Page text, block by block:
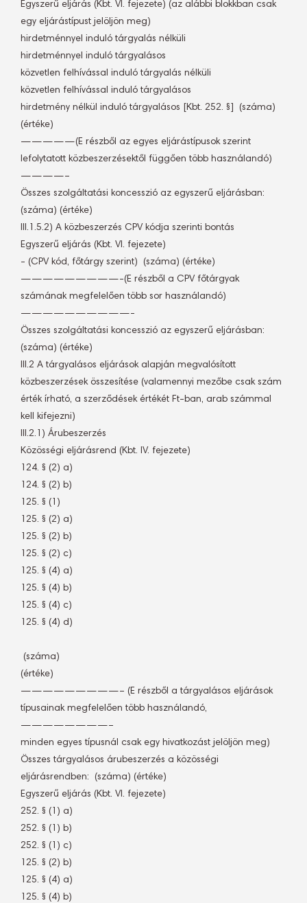
Egyszerű eljárás (Kbt. VI. fejezete) (az alábbi blokkban csak
egy eljárástípust jelöljön meg)
hirdetménnyel induló tárgyalás nélküli
hirdetménnyel induló tárgyalásos
közvetlen felhívással induló tárgyalás nélküli
közvetlen felhívással induló tárgyalásos
hirdetmény nélkül induló tárgyalásos [Kbt. 252. §]  (száma)
(értéke)
—————(E részből az egyes eljárástípusok szerint
lefolytatott közbeszerzésektől függően több használandó)
————–
Összes szolgáltatási koncesszió az egyszerű eljárásban: 
(száma) (értéke)
III.1.5.2) A közbeszerzés CPV kódja szerinti bontás
Egyszerű eljárás (Kbt. VI. fejezete)
- (CPV kód, főtárgy szerint)  (száma) (értéke)
—————————-(E részből a CPV főtárgyak
számának megfelelően több sor használandó)
——————————-
Összes szolgáltatási koncesszió az egyszerű eljárásban: 
(száma) (értéke)
III.2 A tárgyalásos eljárások alapján megvalósított
közbeszerzések összesítése (valamennyi mezőbe csak szám
érték írható, a szerződések értékét Ft-ban, arab számmal
kell kifejezni)
III.2.1) Árubeszerzés
Közösségi eljárásrend (Kbt. IV. fejezete)
124. § (2) a)
124. § (2) b)
125. § (1)
125. § (2) a)
125. § (2) b)
125. § (2) c)
125. § (4) a)
125. § (4) b)
125. § (4) c)
125. § (4) d)
 (száma)
(értéke)
—————————– (E részből a tárgyalásos eljárások
típusainak megfelelően több használandó,
————————–
minden egyes típusnál csak egy hivatkozást jelöljön meg)
Összes tárgyalásos árubeszerzés a közösségi
eljárásrendben:  (száma) (értéke)
Egyszerű eljárás (Kbt. VI. fejezete)
252. § (1) a)
252. § (1) b)
252. § (1) c)
125. § (2) b)
125. § (4) a)
125. § (4) b)